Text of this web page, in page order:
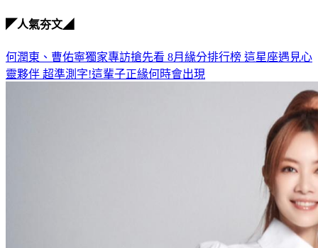
◤人氣夯文◢
何潤東、曹佑寧獨家專訪搶先看 8月緣分排行榜 這星座遇見心
靈夥伴 超準測字!這輩子正緣何時會出現